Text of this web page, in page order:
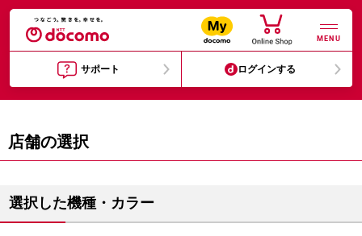
MENU
サポート ログインする
店舗の選択
選択した機種・カラー